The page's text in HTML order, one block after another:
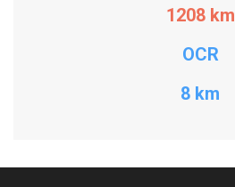
1208 km
OCR
8 km